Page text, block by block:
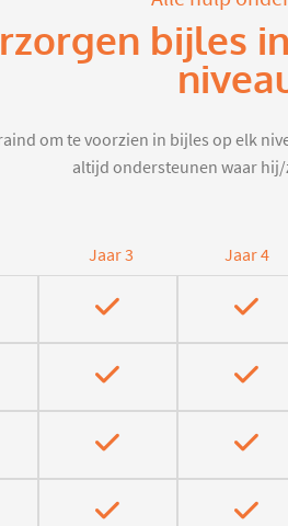
bijles
om te voorzien in bijles op elk
altijd ondersteunen waar
Jaar 3 Jaar 4